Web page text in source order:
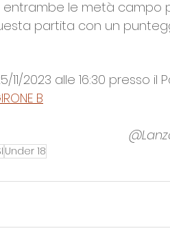
entrambe le metà
partita con un
25/11/2023 alle 16:30 presso
B
Under 18